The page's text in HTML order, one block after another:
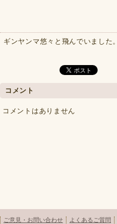
ギンヤンマ悠々と飛んでいました。
コメント
コメントはありません
ご意見・お問い合わせ よくあるご質問